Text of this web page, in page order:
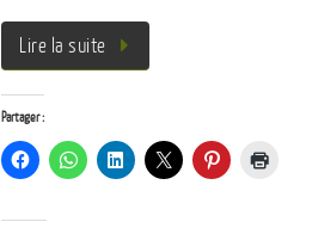
Lire la suite
Partager :